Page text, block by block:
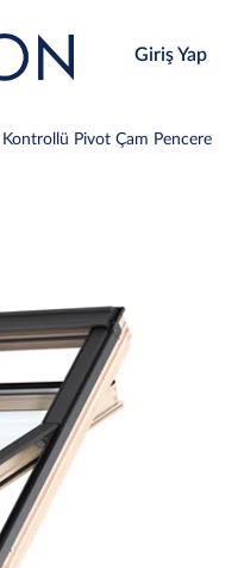
Giriş Yap
Pivot Çam Pencere